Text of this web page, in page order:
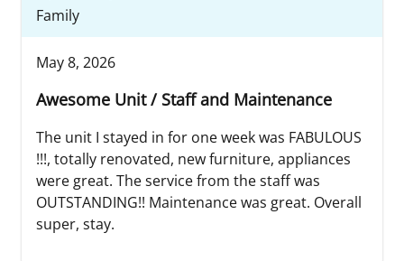
Family
May 8, 2026
Awesome Unit / Staff and Maintenance
The unit I stayed in for one week was FABULOUS
!!!, totally renovated, new furniture, appliances
were great. The service from the staff was
OUTSTANDING!! Maintenance was great. Overall
super, stay.